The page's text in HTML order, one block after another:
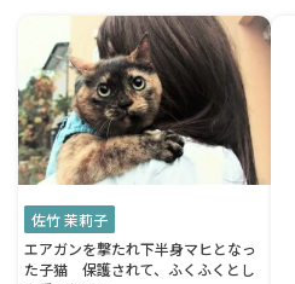
佐竹 茉莉子
エアガンを撃たれ下半身マヒとなっ
た子猫 保護されて、ふくふくとし